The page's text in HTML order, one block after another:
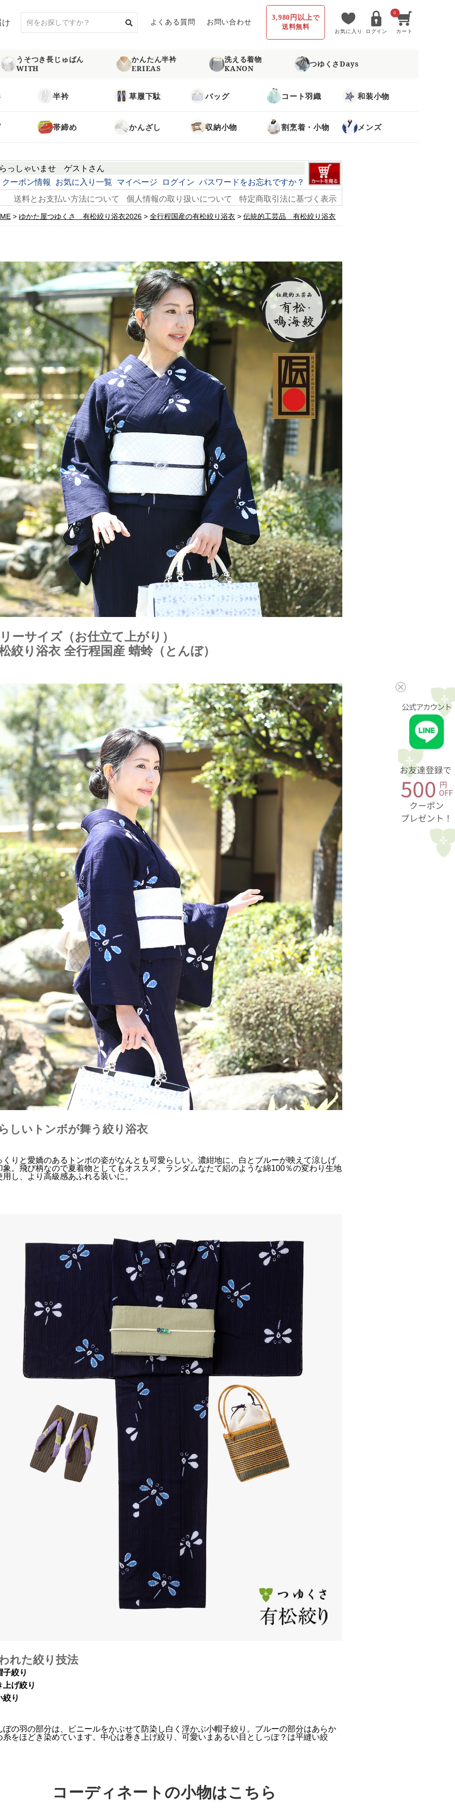
よくある質問 お問い合わせ
3,980円以上で
送料無料
お気に入り ログイン
0
カート
うそつき長じゅばん
WITH
かんたん半衿
ERIEAS
洗える着物
KANON
つゆくさDays
半衿 草履下駄 バッグ コート羽織 和装小物
帯締め かんざし 収納小物 割烹着・小物 メンズ
っしゃいませ ゲスト さん
クーポン情報
お気に入り一覧 マイページ ログイン パスワードをお忘れですか？
送料とお支払い方法について
個人情報の取り扱いについて 特定商取引法に基づく表示
ゆかた屋つゆくさ 有松絞り浴衣2026 全行程国産の有松絞り浴衣 伝統的工芸品 有松絞り浴衣
ーサイズ（お仕立て上がり）
絞り浴衣 全行程国産 蜻蛉（とんぼ）
しいトンボが舞う絞り浴衣
くりと愛嬌のあるトンボの姿がなんとも可愛らしい。濃紺地に、白とブルーが映えて涼しげ
象。飛び柄なので夏着物としてもオススメ。ランダムなたて絽のような綿100％の変わり生地
用し、より高級感あふれる装いに。
れた絞り技法
子絞り
上げ絞り
絞り
ぼの羽の部分は、ビニールをかぶせて防染し白く浮かぶ小帽子絞り。ブルーの部分はあらか
糸をほどき染めています。中心は巻き上げ絞り、可愛いまあるい目としっぽ？は平縫い絞
コーディネートの小物はこちら